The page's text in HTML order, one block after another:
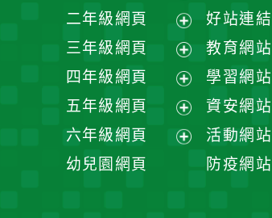
展
選
單
二年級網頁
展
選
單
三年級網頁
展
選
單
四年級網頁
展
開
選
五年級網頁
展
開
六年級網頁
幼兒園網頁
好站連結
教育網站
學習網站
資安網站
活動網站
防疫網站